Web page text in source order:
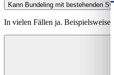
Kann Bundeling mit bestehenden
In vielen Fällen ja. Beispielsweise